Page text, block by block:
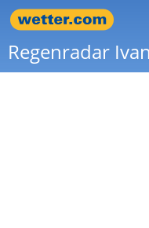
Regenradar